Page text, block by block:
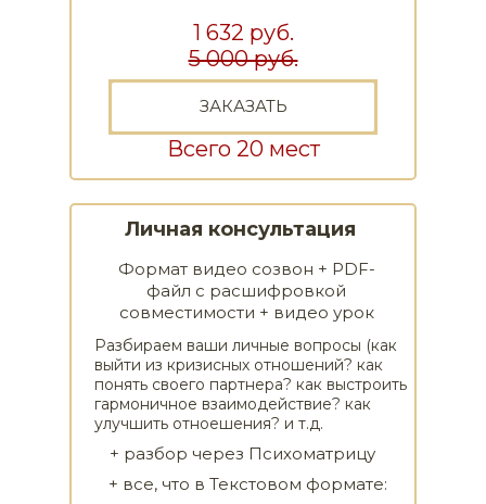
Личная консультация
ЗАКАЗАТЬ
1 632 руб.
5 000 руб.
Всего 20 мест
Формат видео созвон + PDF-
файл с расшифровкой
совместимости + видео урок
+ все, что в Текстовом формате:
+ разбор через Психоматрицу
Разбираем ваши личные вопросы (как
выйти из кризисных отношений? как
понять своего партнера? как выстроить
гармоничное взаимодействие? как
улучшить отноешения? и т.д.